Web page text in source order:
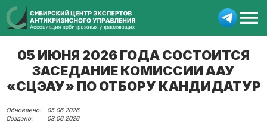
05 ИЮНЯ 2026 ГОДА СОСТОИТСЯ
ЗАСЕДАНИЕ КОМИССИИ ААУ
«СЦЭАУ» ПО ОТБОРУ КАНДИДАТУР
05.06.2026
03.06.2026